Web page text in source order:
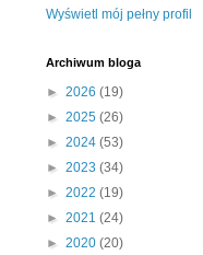
Wyświetl mój pełny profil
Archiwum bloga
► 2026 (19)
► 2025 (26)
► 2024 (53)
► 2023 (34)
► 2022 (19)
► 2021 (24)
► 2020 (20)